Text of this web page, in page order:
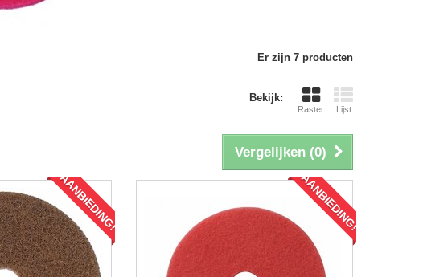
Er zijn 7 producten
Bekijk:
Raster Lijst
Vergelijken (0)
AANBIEDING! AANBIEDING!